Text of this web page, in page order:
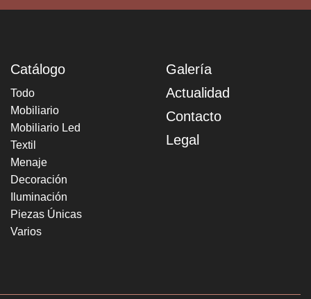
Catálogo
Todo
Mobiliario
Mobiliario Led
Textil
Menaje
Decoración
Iluminación
Piezas Únicas
Varios
Galería
Actualidad
Contacto
Legal